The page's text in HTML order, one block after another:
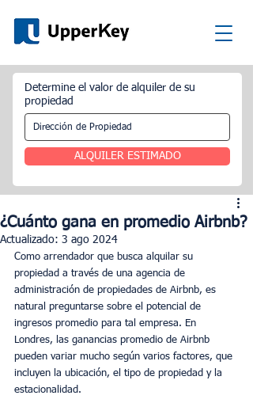
Determine el valor de alquiler de su
propiedad
ALQUILER ESTIMADO
¿Cuánto gana en promedio Airbnb?
Actualizado: 3 ago 2024
Como arrendador que busca alquilar su
propiedad a través de una agencia de
administración de propiedades de Airbnb, es
natural preguntarse sobre el potencial de
ingresos promedio para tal empresa. En
Londres, las ganancias promedio de Airbnb
pueden variar mucho según varios factores, que
incluyen la ubicación, el tipo de propiedad y la
estacionalidad.